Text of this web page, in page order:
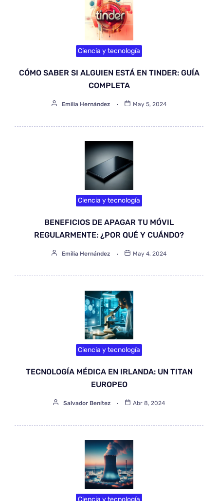
Ciencia y tecnología
CÓMO SABER SI ALGUIEN ESTÁ EN TINDER: GUÍA
COMPLETA
Emilia Hernández May 5, 2024
Ciencia y tecnología
BENEFICIOS DE APAGAR TU MÓVIL
REGULARMENTE: ¿POR QUÉ Y CUÁNDO?
Emilia Hernández May 4, 2024
Ciencia y tecnología
TECNOLOGÍA MÉDICA EN IRLANDA: UN TITAN
EUROPEO
Salvador Benítez Abr 8, 2024